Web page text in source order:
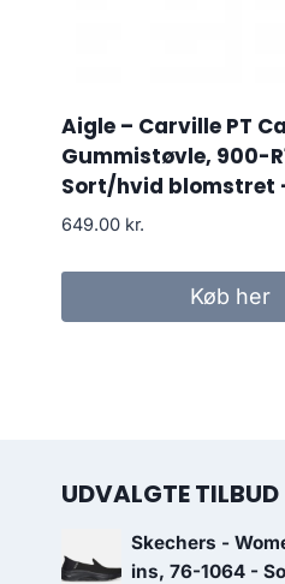
Aigle – Carville PT
Gummistøvle, 900-
Sort/hvid blomstret
649.00 kr.
Køb her
UDVALGTE TILBUD
Skechers -
ins, 76-1064 -